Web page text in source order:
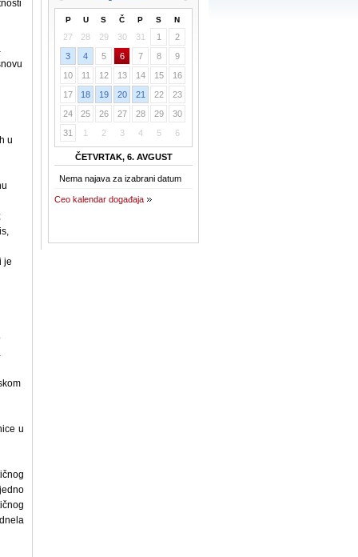
u
je
u
P U S Č P S N
27 28 29 30 31 1
2
3
4 5 6 7 8
9
10
11 12 13 14 15
16
17
18 19 20 21 22
23
24
25 26 27 28 29
30
31
1 2 3 4 5 6
ČETVRTAK, 6. AVGUST
Nema najava za izabrani datum
Ceo kalendar događaja